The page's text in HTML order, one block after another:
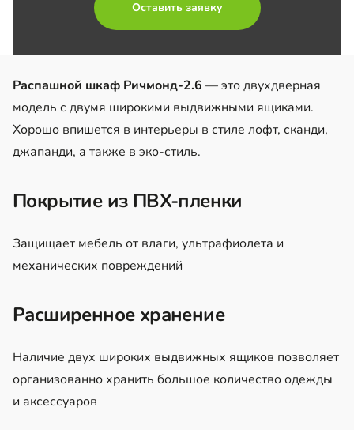
Оставить заявку
Распашной шкаф Ричмонд‑2.6 — это двухдверная
модель с двумя широкими выдвижными ящиками.
Хорошо впишется в интерьеры в стиле лофт, сканди,
джапанди, а также в эко-стиль.
Покрытие из ПВХ-пленки
Защищает мебель от влаги, ультрафиолета и
механических повреждений
Расширенное хранение
Наличие двух широких выдвижных ящиков позволяет
организованно хранить большое количество одежды
и аксессуаров